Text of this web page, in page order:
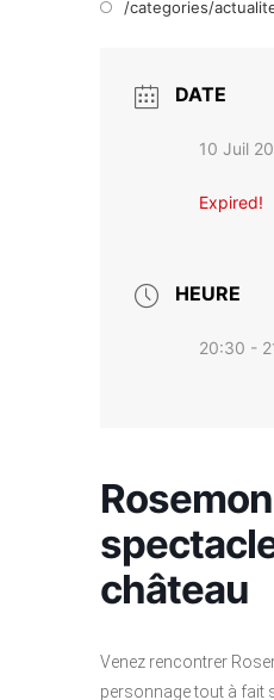
/categories/
DATE
10 Juil
Expired!
HEURE
20:30 -
château
Venez rencontrer
personnage tout à fait